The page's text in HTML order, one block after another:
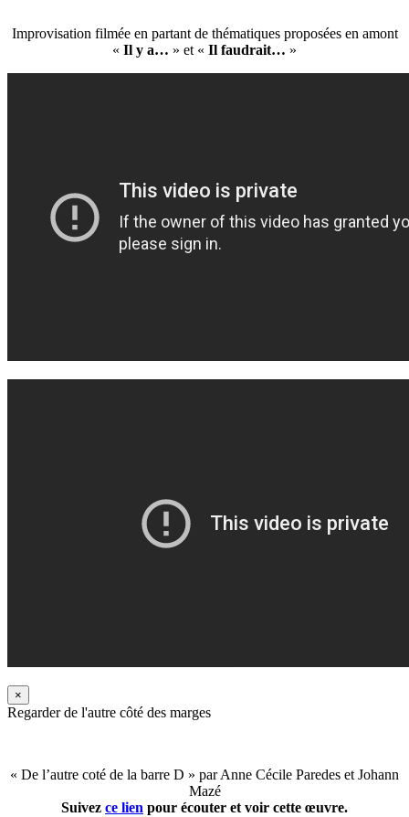
Improvisation filmée en partant de thématiques proposées en amont
« Il y a… » et « Il faudrait… »
×
Regarder de l'autre côté des marges
« De l’autre coté de la barre D » par Anne Cécile Paredes et Johann
Mazé
Suivez ce lien pour écouter et voir cette œuvre.